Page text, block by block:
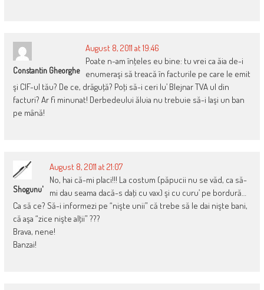
Constantin Gheorghe
August 8, 2011 at 19:46
Poate n-am înţeles eu bine: tu vrei ca ăia de-i
enumeraşi să treacă în facturile pe care le emit
şi CIF-ul tău? De ce, drăguţă? Poţi să-i ceri lu’ Blejnar TVA ul din
facturi? Ar fi minunat! Derbedeului ăluia nu trebuie să-i laşi un ban
pe mână!
Shogunu'
August 8, 2011 at 21:07
No, hai că-mi placi!!! La costum (păpucii nu se văd, ca să-
mi dau seama dacă-s daţi cu vax) şi cu curu’ pe bordură…
Ca să ce? Să-i informezi pe “nişte unii” că trebe să le dai nişte bani,
că aşa “zice nişte alţii” ???
Brava, nene!
Banzai!